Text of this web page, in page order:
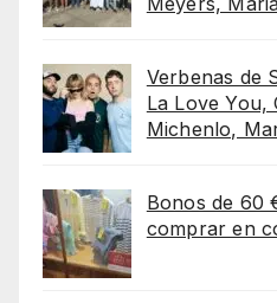
Verbenas de
La Love You,
Michenlo,
Bonos de 60
comprar en